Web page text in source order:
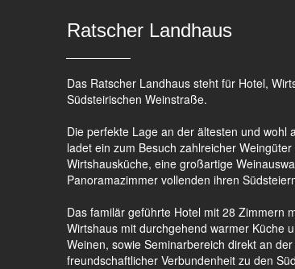
Ratscher Landhaus
Das Ratscher Landhaus steht für Hotel,
Südsteirischen Weinstraße.
Die perfekte Lage an der ältesten und
ladet ein zum Besuch zahlreicher
Wirtshausküche, eine großartige
Panoramazimmer vollenden ihren
Das familär geführte Hotel mit 28 Zimmern
Wirtshaus mit durchgehend warmer Küche
Weinen, sowie Seminarbereich direkt an
freundschaftlicher Verbundenheit zu den